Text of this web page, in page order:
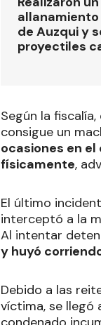
de Auzqui y
proyectiles
Según la
consigue un
ocasiones en
físicamente,
El último
interceptó a la
Al intentar
y huyó
Debido a las
víctima, se llegó